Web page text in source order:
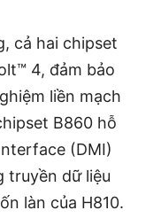
cả hai chipset
4, đảm bảo
liền mạch
B860 hỗ
(DMI)
truyền dữ liệu
làn của H810.